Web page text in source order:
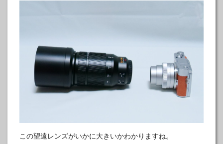
この望遠レンズがいかに大きいかわかりますね。